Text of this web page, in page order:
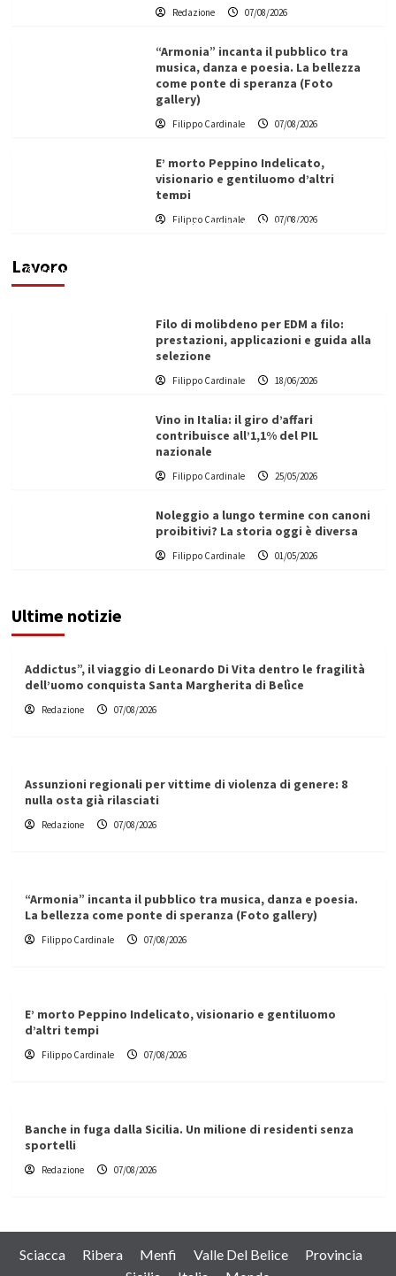
Redazione 07/08/2026
“Armonia” incanta il pubblico tra
musica, danza e poesia. La bellezza
come ponte di speranza (Foto
gallery)
Filippo Cardinale 07/08/2026
E’ morto Peppino Indelicato,
visionario e gentiluomo d’altri
tempi
Filippo Cardinale 07/08/2026
Lavoro
L’ingegnere saccense Buscarnera partner chiave
di un progetto transnazionale per la transizione
Filippo Cardinale
Filo di molibdeno per EDM a filo:
prestazioni, applicazioni e guida alla
selezione
Filippo Cardinale 18/06/2026
Vino in Italia: il giro d’affari
contribuisce all’1,1% del PIL
nazionale
Filippo Cardinale 25/05/2026
Noleggio a lungo termine con canoni
proibitivi? La storia oggi è diversa
Filippo Cardinale 01/05/2026
Ultime notizie
Addictus”, il viaggio di Leonardo Di Vita dentro le fragilità
dell’uomo conquista Santa Margherita di Belìce
Redazione 07/08/2026
Assunzioni regionali per vittime di violenza di genere: 8
nulla osta già rilasciati
Redazione 07/08/2026
“Armonia” incanta il pubblico tra musica, danza e poesia.
La bellezza come ponte di speranza (Foto gallery)
Filippo Cardinale 07/08/2026
E’ morto Peppino Indelicato, visionario e gentiluomo
d’altri tempi
Filippo Cardinale 07/08/2026
Banche in fuga dalla Sicilia. Un milione di residenti senza
sportelli
Redazione 07/08/2026
Sciacca Ribera Menfi Valle Del Belice
Provincia